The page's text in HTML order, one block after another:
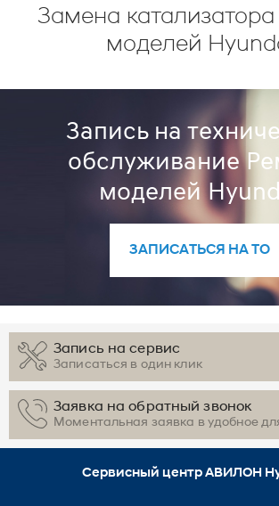
Замена
моделей
Запись на
обслуживание
моделей
ЗАПИСАТЬСЯ НА ТО
Запись на сервис
Записаться в один клик
Заявка на обратный звонок
Моментальная заявка в удобное
Сервисный центр АВИЛОН